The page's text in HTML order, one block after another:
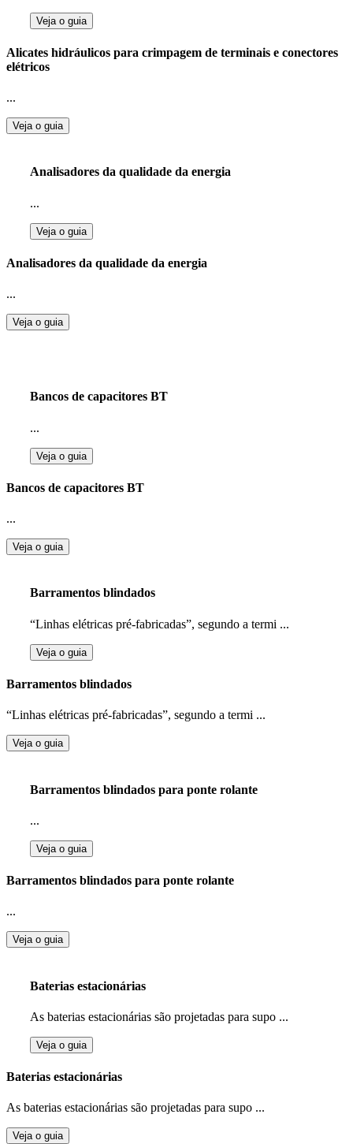
Veja o guia
Alicates hidráulicos para crimpagem de terminais e conectores
elétricos
...
Veja o guia
Analisadores da qualidade da energia
...
Veja o guia
Analisadores da qualidade da energia
...
Veja o guia
Bancos de capacitores BT
...
Veja o guia
Bancos de capacitores BT
...
Veja o guia
Barramentos blindados
“Linhas elétricas pré-fabricadas”, segundo a termi ...
Veja o guia
Barramentos blindados
“Linhas elétricas pré-fabricadas”, segundo a termi ...
Veja o guia
Barramentos blindados para ponte rolante
...
Veja o guia
Barramentos blindados para ponte rolante
...
Veja o guia
Baterias estacionárias
As baterias estacionárias são projetadas para supo ...
Veja o guia
Baterias estacionárias
As baterias estacionárias são projetadas para supo ...
Veja o guia